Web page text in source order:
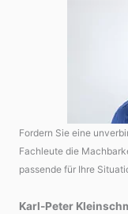
Fordern Sie eine
Fachleute die
passende für Ihre
Karl-Peter